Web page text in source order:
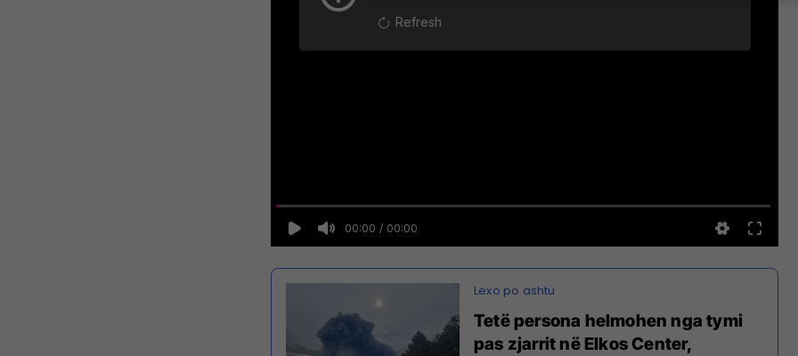
Tetë persona helmohen nga tymi
pas zjarrit në Elkos Center,